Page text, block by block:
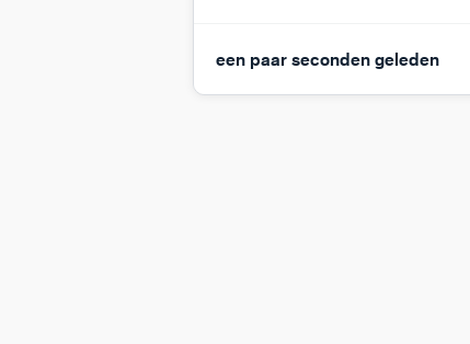
een paar seconden geleden